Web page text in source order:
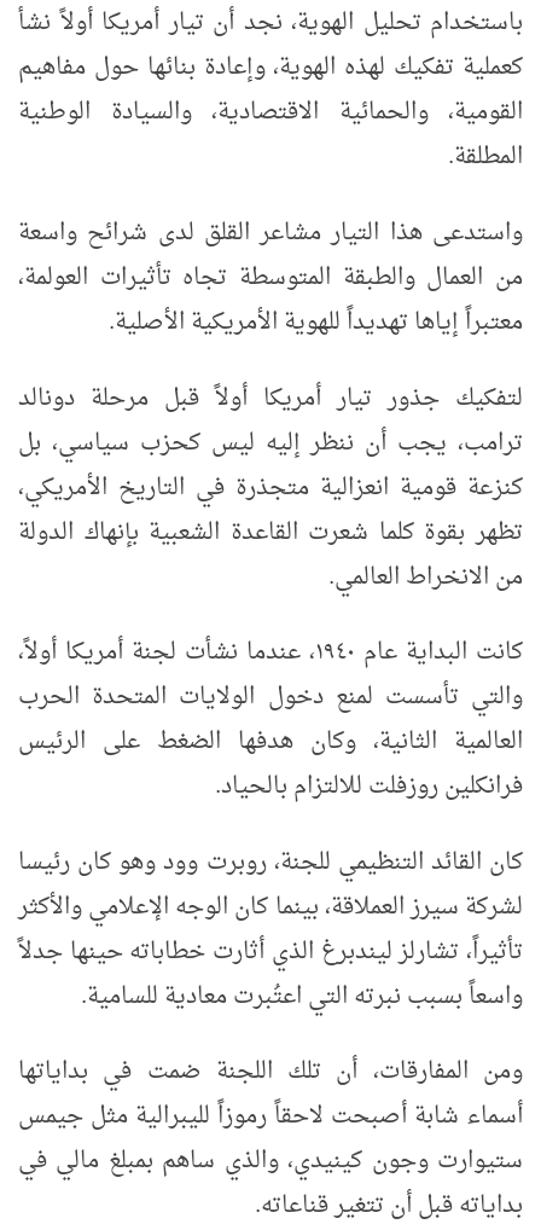
باستخدام تحليل الهوية، نجد أن تيار أمريكا أولاً نشأ
كعملية تفكيك لهذه الهوية، وإعادة بنائها حول مفاهيم
القومية، والحمائية الاقتصادية، والسيادة الوطنية
المطلقة.
واستدعى هذا التيار مشاعر القلق لدى شرائح واسعة
من العمال والطبقة المتوسطة تجاه تأثيرات العولمة،
معتبراً إياها تهديداً للهوية الأمريكية الأصلية.
لتفكيك جذور تيار أمريكا أولاً قبل مرحلة دونالد
ترامب، يجب أن ننظر إليه ليس كحزب سياسي، بل
كنزعة قومية انعزالية متجذرة في التاريخ الأمريكي،
تظهر بقوة كلما شعرت القاعدة الشعبية بإنهاك الدولة
من الانخراط العالمي.
كانت البداية عام ١٩٤٠، عندما نشأت لجنة أمريكا أولاً،
والتي تأسست لمنع دخول الولايات المتحدة الحرب
العالمية الثانية، وكان هدفها الضغط على الرئيس
فرانكلين روزفلت للالتزام بالحياد.
كان القائد التنظيمي للجنة، روبرت وود وهو كان رئيسا
لشركة سيرز العملاقة، بينما كان الوجه الإعلامي والأكثر
تأثيراً، تشارلز ليندبرغ الذي أثارت خطاباته حينها جدلاً
واسعاً بسبب نبرته التي اعتُبرت معادية للسامية.
ومن المفارقات، أن تلك اللجنة ضمت في بداياتها
أسماء شابة أصبحت لاحقاً رموزاً لليبرالية مثل جيمس
ستيوارت وجون كينيدي، والذي ساهم بمبلغ مالي في
بداياته قبل أن تتغير قناعاته.